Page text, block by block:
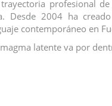
profesional
Desde 2004 ha
contemporáneo en
latente va por